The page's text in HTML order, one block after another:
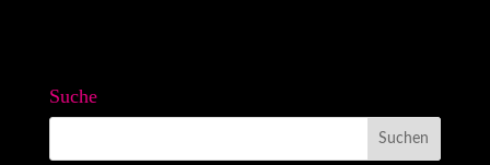
Suche